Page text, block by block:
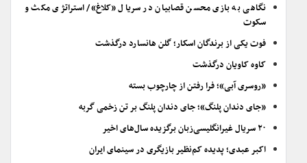
نگاهی به بازی محسن قصابیان در سریال «کلاغ»/ استراتژی مکث و
سکوت
فوت یکی از برندگان اسکار؛ گلن هانسارد درگذشت
کاوه کاویان درگذشت
«روسری آبی»؛ فرا رفتن از چارچوب بسته
«جای دندان پلنگ»؛ جای دندان پلنگ بر تن زخمی گربه
۲۰ سریال غیرانگلیسی‌زبان برگزیده سال‌های اخیر
اکبر عبدی؛ پدیده کم‌نظیر بازیگری در سینمای ایران